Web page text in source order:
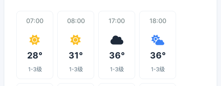
07:00
28°
1-3级
08:00
31°
1-3级
17:00
36°
1-3级
18:00
36°
1-3级